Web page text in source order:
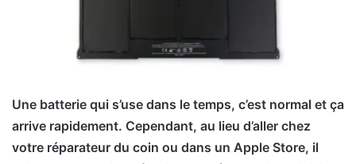
Une batterie qui s’use dans le temps, c’est normal et ça
arrive rapidement. Cependant, au lieu d’aller chez
votre réparateur du coin ou dans un Apple Store, il